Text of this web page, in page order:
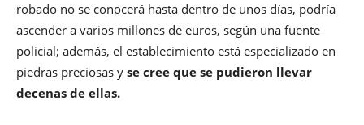
robado no se conocerá hasta dentro de unos días, podría
ascender a varios millones de euros, según una fuente
policial; además, el establecimiento está especializado en
piedras preciosas y se cree que se pudieron llevar
decenas de ellas.